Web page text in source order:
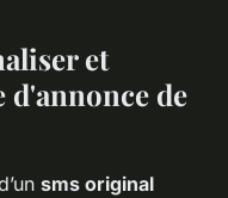
et
d'annonce de
sms original